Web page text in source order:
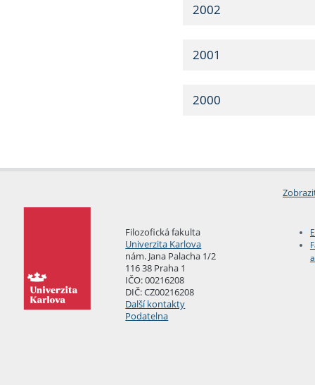
2002
2001
2000
Filozofická fakulta
Univerzita Karlova
nám. Jana Palacha 1/2
116 38 Praha 1
IČO: 00216208
DIČ: CZ00216208
Další kontakty
Podatelna